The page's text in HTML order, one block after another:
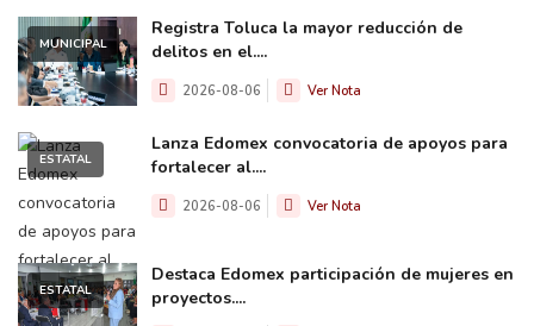
MUNICIPAL
Registra Toluca la mayor reducción de
delitos en el....
2026-08-06 Ver Nota
ESTATAL
Lanza Edomex convocatoria de apoyos para
fortalecer al....
2026-08-06 Ver Nota
ESTATAL
Destaca Edomex participación de mujeres en
proyectos....